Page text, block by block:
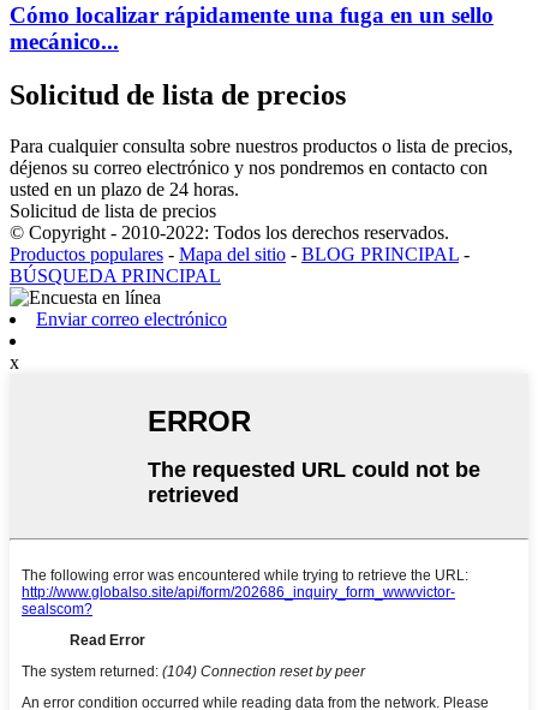
Cómo localizar rápidamente una fuga en un sello
mecánico...
Solicitud de lista de precios
Para cualquier consulta sobre nuestros productos o lista de precios,
déjenos su correo electrónico y nos pondremos en contacto con
usted en un plazo de 24 horas.
Solicitud de lista de precios
© Copyright - 2010-2022: Todos los derechos reservados.
Productos populares - Mapa del sitio - BLOG PRINCIPAL -
BÚSQUEDA PRINCIPAL
Enviar correo electrónico
x